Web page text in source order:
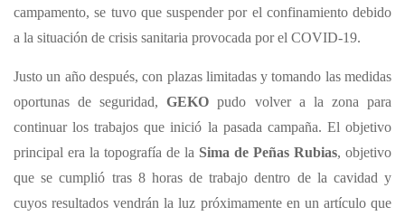
campamento, se tuvo que suspender por el confinamiento debido
a la situación de crisis sanitaria provocada por el COVID-19.
Justo un año después, con plazas limitadas y tomando las medidas
oportunas de seguridad,GEKO pudo volver a la zona para
continuar los trabajos que inició la pasada campaña. El objetivo
principal era la topografía de la Sima de Peñas Rubias, objetivo
que se cumplió tras 8 horas de trabajo dentro de la cavidad y
cuyos resultados vendrán la luz próximamente en un artículo que